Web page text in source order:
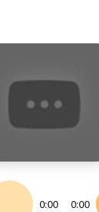
0:00 0:00